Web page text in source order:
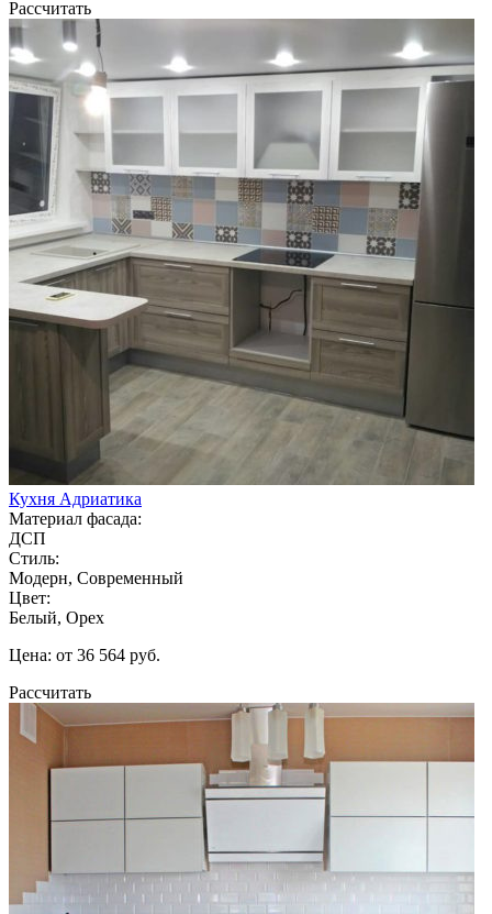
Рассчитать
Кухня Адриатика
Материал фасада:
ДСП
Стиль:
Модерн, Современный
Цвет:
Белый, Орех
Цена: от 36 564 руб.
Рассчитать